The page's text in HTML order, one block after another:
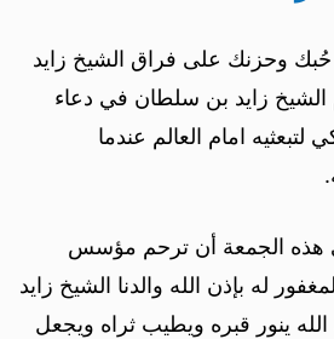
حُبك وحزنك على فراق الشيخ زايد
الشيخ زايد بن سلطان في دعاء
امام العالم عندما
هذه الجمعة أن ترحم مؤسس
له بإذن الله والدنا الشيخ زايد
ينور قبره ويطيب ثراه ويجعل